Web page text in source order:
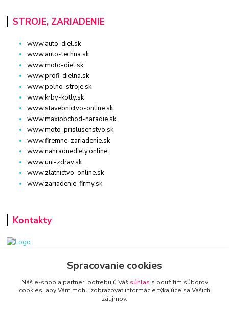
STROJE, ZARIADENIE
www.auto-diel.sk
www.auto-techna.sk
www.moto-diel.sk
www.profi-dielna.sk
www.polno-stroje.sk
www.krby-kotly.sk
www.stavebnictvo-online.sk
www.maxiobchod-naradie.sk
www.moto-prislusenstvo.sk
www.firemne-zariadenie.sk
www.nahradnediely.online
www.uni-zdrav.sk
www.zlatnictvo-online.sk
www.zariadenie-firmy.sk
Kontakty
www.zariadenie-firmy.sk
+421 940 949 000
Spracovanie cookies
Náš e-shop a partneri potrebujú Váš súhlas s použitím súborov
cookies, aby Vám mohli zobrazovať informácie týkajúce sa Vašich
záujmov.